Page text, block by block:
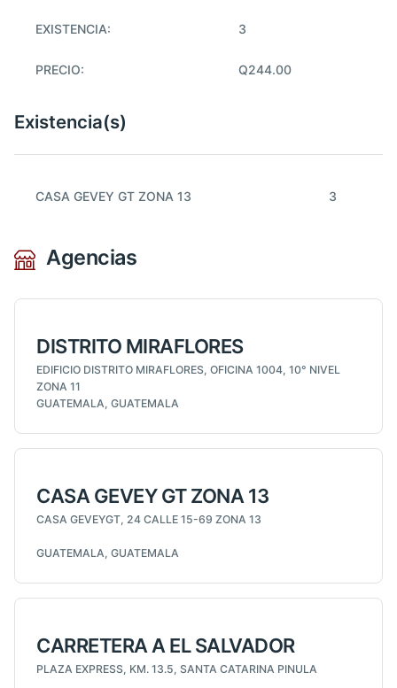
EXISTENCIA: 3
PRECIO: Q244.00
Existencia(s)
CASA GEVEY GT ZONA 13 3
Agencias
DISTRITO MIRAFLORES
EDIFICIO DISTRITO MIRAFLORES, OFICINA 1004, 10° NIVEL
ZONA 11
GUATEMALA, GUATEMALA
CASA GEVEY GT ZONA 13
CASA GEVEYGT, 24 CALLE 15-69 ZONA 13
GUATEMALA, GUATEMALA
CARRETERA A EL SALVADOR
PLAZA EXPRESS, KM. 13.5, SANTA CATARINA PINULA